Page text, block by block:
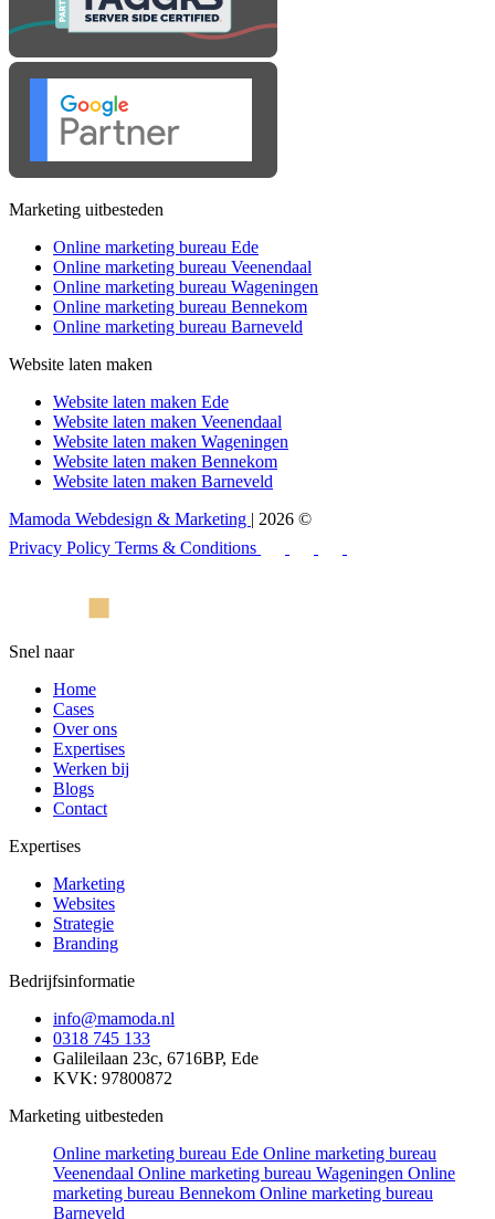
Marketing uitbesteden
Online marketing bureau Ede
Online marketing bureau Veenendaal
Online marketing bureau Wageningen
Online marketing bureau Bennekom
Online marketing bureau Barneveld
Website laten maken
Website laten maken Ede
Website laten maken Veenendaal
Website laten maken Wageningen
Website laten maken Bennekom
Website laten maken Barneveld
Mamoda Webdesign & Marketing | 2026 ©
Privacy Policy Terms & Conditions
Snel naar
Home
Cases
Over ons
Expertises
Werken bij
Blogs
Contact
Expertises
Marketing
Websites
Strategie
Branding
Bedrijfsinformatie
info@mamoda.nl
0318 745 133
Galileilaan 23c, 6716BP, Ede
KVK: 97800872
Marketing uitbesteden
Online marketing bureau Ede Online marketing bureau
Veenendaal Online marketing bureau Wageningen Online
marketing bureau Bennekom Online marketing bureau
Barneveld